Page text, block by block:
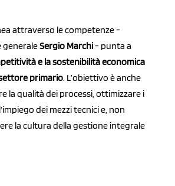
attraverso le competenze -
generaleSergio Marchi- punta a
e la sostenibilità economica
primario. L’obiettivo è anche
la qualità dei processi, ottimizzare i
dei mezzi tecnici e, non
la cultura della gestione integrale